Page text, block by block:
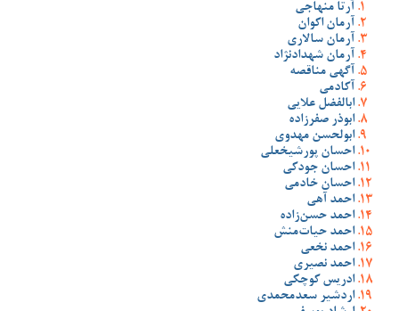
آرتا منهاجی
آرمان اکوان
آرمان سالاری
آرمان شهدادنژاد
آگهی مناقصه
آکادمی
ابالفضل علایی
ابوذر صفرزاده
ابولحسن مهدوی
احسان پورشیخعلی
احسان جودکی
احسان خادمی
احمد آهی
احمد حسن‌زاده
احمد حیات‌منش
احمد نخعی
احمد نصیری
ادریس کوچکی
اردشیر سعدمحمدی